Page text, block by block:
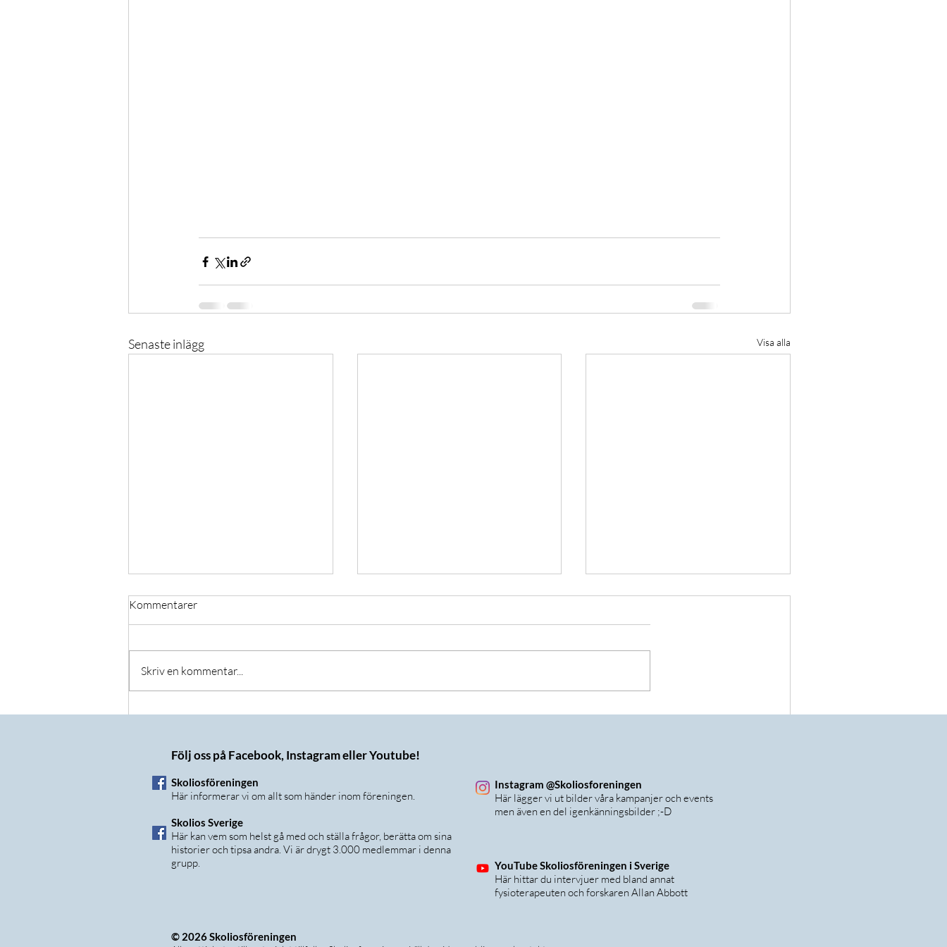
Senaste inlägg Visa alla
T-shirt-tävlingen - vi har en
Workshop Scolio-Pilates 17
Nu börjar Internationella
Kommentarer
Skriv en kommentar...
Följ oss på Facebook, Instagram eller Youtube!
Skoliosföreningen
Här informerar vi om allt som händer inom föreningen.
Skolios Sverige
Här kan vem som helst gå med och ställa frågor, berätta om sina
historier och tipsa andra. Vi är drygt 3.000 medlemmar i denna
grupp.
Instagram @Skoliosforeningen
Här lägger vi ut bilder våra kampanjer och events
men även en del igenkänningsbilder ;-D
YouTube Skoliosföreningen i Sverige
Här hittar du intervjuer med bland annat
fysioterapeuten och forskaren Allan Abbott
© 2026 Skoliosföreningen